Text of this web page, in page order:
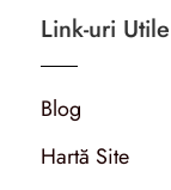
Link-uri Utile
Blog
Hartă Site